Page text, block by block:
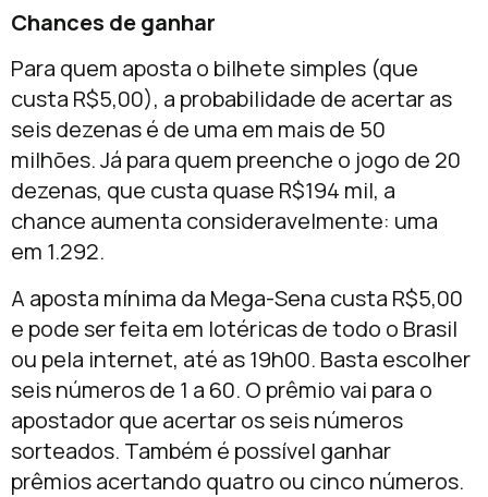
Chances de ganhar
Para quem aposta o bilhete simples (que
custa R$5,00), a probabilidade de acertar as
seis dezenas é de uma em mais de 50
milhões. Já para quem preenche o jogo de 20
dezenas, que custa quase R$194 mil, a
chance aumenta consideravelmente: uma
em 1.292.
A aposta mínima da Mega-Sena custa R$5,00
e pode ser feita em lotéricas de todo o Brasil
ou pela internet, até as 19h00. Basta escolher
seis números de 1 a 60. O prêmio vai para o
apostador que acertar os seis números
sorteados. Também é possível ganhar
prêmios acertando quatro ou cinco números.